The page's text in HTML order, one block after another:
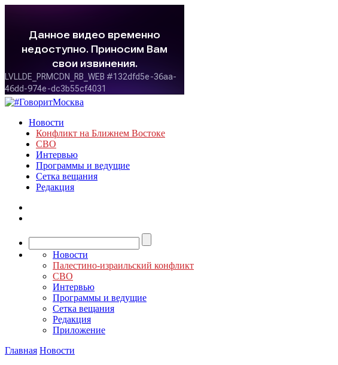
Новости
Конфликт на Ближнем Востоке
СВО
Интервью
Программы и ведущие
Сетка вещания
Редакция
Новости
Палестино-израильский конфликт
СВО
Интервью
Программы и ведущие
Сетка вещания
Редакция
Приложение
Главная Новости